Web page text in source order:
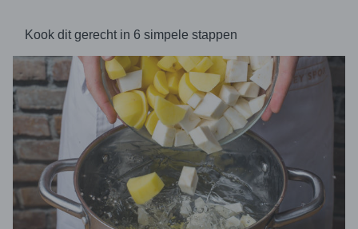
Kook dit gerecht in 6 simpele stappen